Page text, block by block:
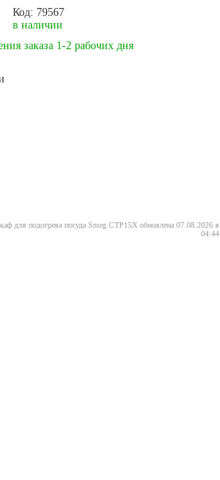
Код: 79567
в наличии
заказа 1-2 рабочих дня
для подогрева посуда Smeg CTP15X обновлена 07.08.2026 в
04:44